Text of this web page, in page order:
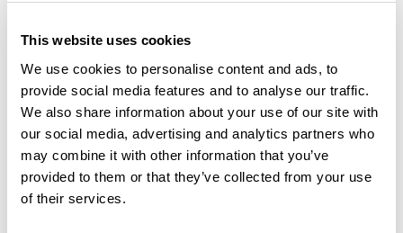
This website uses cookies
We use cookies to personalise content and ads, to
provide social media features and to analyse our traffic.
We also share information about your use of our site with
our social media, advertising and analytics partners who
may combine it with other information that you’ve
provided to them or that they’ve collected from your use
of their services.
Soyez le premier à ajouter un avis !
Ajouter un avis
Résumé